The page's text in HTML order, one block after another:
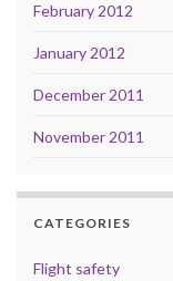
February 2012
January 2012
December 2011
November 2011
CATEGORIES
Flight safety